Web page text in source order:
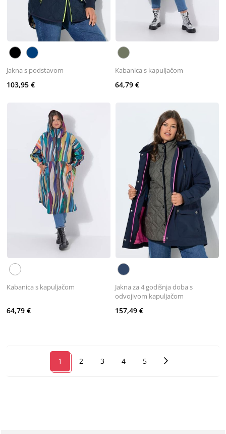
Jakna s podstavom
103,95 €
Kabanica s kapuljačom
64,79 €
Kabanica s kapuljačom
64,79 €
Jakna za 4 godišnja doba s
odvojivom kapuljačom
157,49 €
1 2 3 4 5